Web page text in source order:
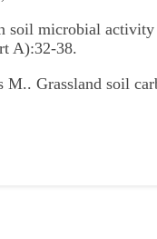
microbial
A):32-38.
Grassland soil